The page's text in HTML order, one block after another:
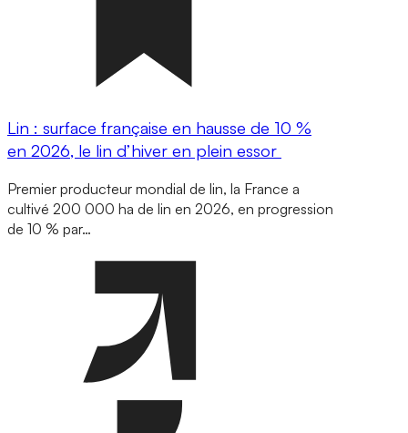
Lin : surface française en hausse de 10 %
en 2026, le lin d’hiver en plein essor
Premier producteur mondial de lin, la France a
cultivé 200 000 ha de lin en 2026, en progression
de 10 % par…